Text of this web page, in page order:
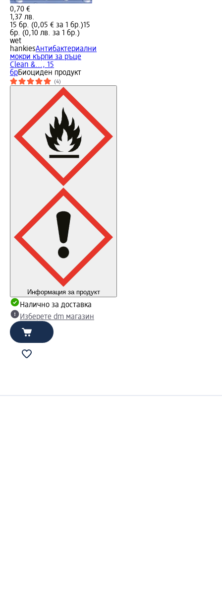
0,70 €
1,37 лв.
15 бр. (0,05 € за 1 бр.)15
бр. (0,10 лв. за 1 бр.)
wet
hankiesАнтибактериални
мокри кърпи за ръце
Clean &..., 15
брБиоциден продукт
(4)
Информация за продукт
Налично за доставка
Изберете dm магазин